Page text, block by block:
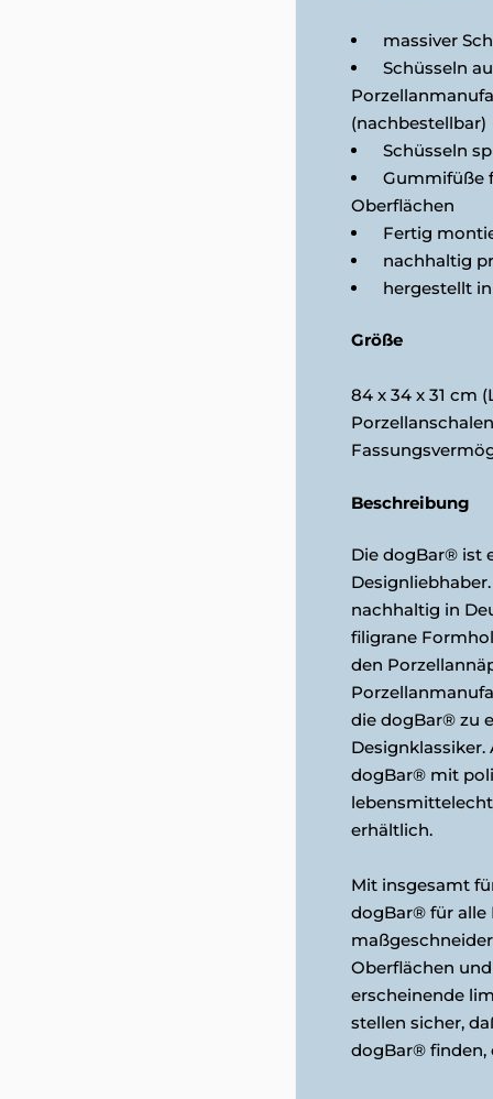
massiver
Schüsseln
(nachbestellbar)
Schüsseln
Gummifüße
Oberflächen
Fertig
nachhaltig
hergestellt
Größe
84 x 34 x 31 cm
Beschreibung
Die dogBar® ist
nachhaltig in
filigrane
den
die dogBar® zu
dogBar® mit
erhältlich.
Mit insgesamt
dogBar® für alle
Oberflächen
erscheinende
stellen sicher,
dogBar® finden,